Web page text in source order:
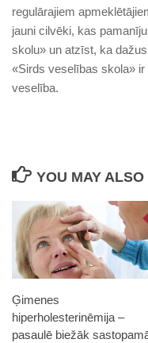
regulārajiem
jauni cilvēki, kas
skolu» un atzīst, ka
«Sirds veselības skola»
veselība.
YOU MAY
Ģimenes
hiperholesterinēmija –
pasaulē biežāk